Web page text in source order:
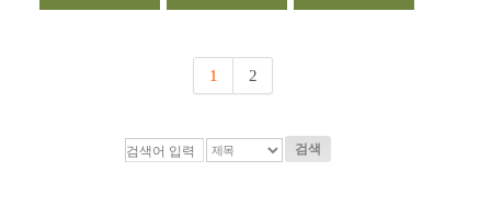
1 2
검색